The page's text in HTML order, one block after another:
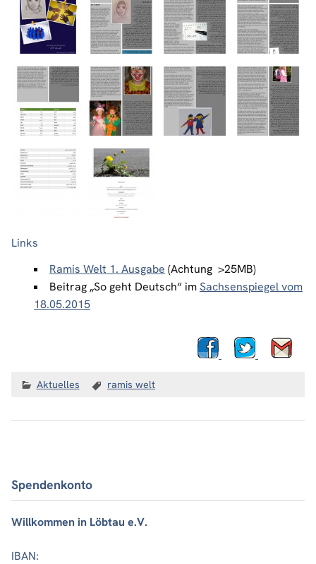
Links
Ramis Welt 1. Ausgabe (Achtung >25MB)
Beitrag „So geht Deutsch“ imSachsenspiegel vom
18.05.2015
Aktuelles ramis welt
Spendenkonto
Willkommen in Löbtau e.V.
IBAN: